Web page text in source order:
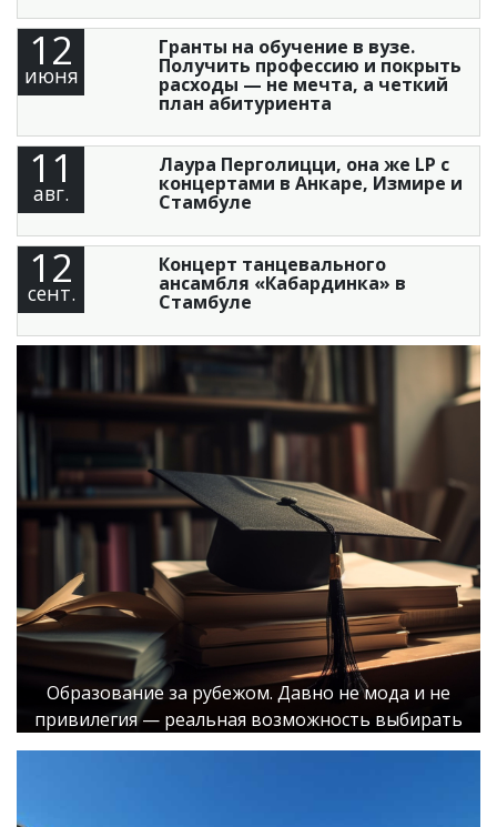
12
июня
Гранты на обучение в вузе.
Получить профессию и покрыть
расходы — не мечта, а четкий
план абитуриента
11
авг.
Лаура Перголицци, она же LP с
концертами в Анкаре, Измире и
Стамбуле
12
сент.
Концерт танцевального
ансамбля «Кабардинка» в
Стамбуле
Образование за рубежом. Давно не мода и не
привилегия — реальная возможность выбирать